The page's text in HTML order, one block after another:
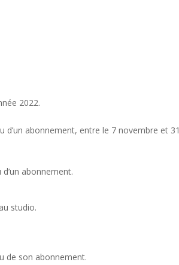
2022.
d’un abonnement, entre le 7 novembre et 31
abonnement.
studio.
de son abonnement.